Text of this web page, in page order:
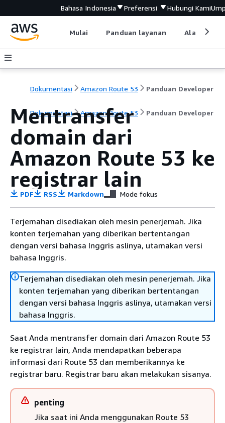
Bahasa Indonesia Preferensi Hubungi Kami
Mulai Panduan layanan Alat
Dokumentasi Amazon Route 53 Panduan Developer
Dokumentasi Amazon Route 53 Panduan Developer
Mentransfer
domain dari
Amazon Route 53 ke
registrar lain
PDF RSS Markdown Mode fokus
Terjemahan disediakan oleh mesin penerjemah. Jika
konten terjemahan yang diberikan bertentangan
dengan versi bahasa Inggris aslinya, utamakan versi
bahasa Inggris.
Terjemahan disediakan oleh mesin penerjemah. Jika
konten terjemahan yang diberikan bertentangan
dengan versi bahasa Inggris aslinya, utamakan versi
bahasa Inggris.
Saat Anda mentransfer domain dari Amazon Route 53
ke registrar lain, Anda mendapatkan beberapa
informasi dari Route 53 dan memberikannya ke
registrar baru. Registrar baru akan melakukan sisanya.
penting
Jika saat ini Anda menggunakan Route 53